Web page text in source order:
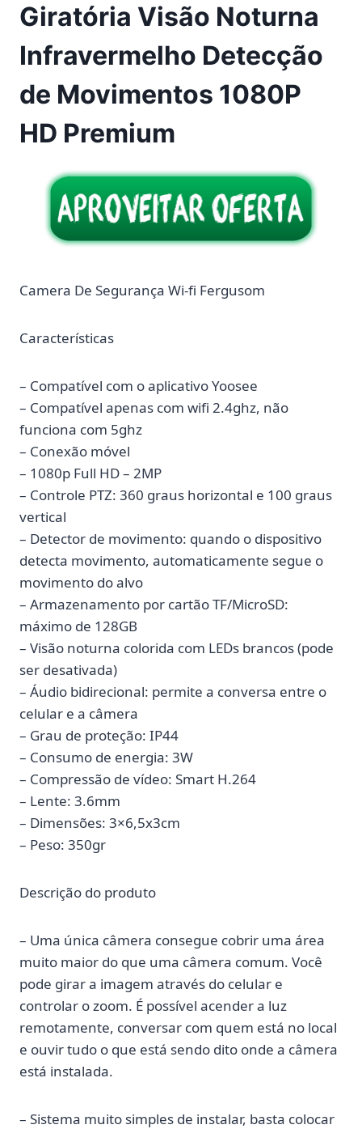
Giratória Visão Noturna
Infravermelho Detecção
de Movimentos 1080P
HD Premium
Camera De Segurança Wi-fi Fergusom
Características
– Compatível com o aplicativo Yoosee
– Compatível apenas com wifi 2.4ghz, não
funciona com 5ghz
– Conexão móvel
– 1080p Full HD – 2MP
– Controle PTZ: 360 graus horizontal e 100 graus
vertical
– Detector de movimento: quando o dispositivo
detecta movimento, automaticamente segue o
movimento do alvo
– Armazenamento por cartão TF/MicroSD:
máximo de 128GB
– Visão noturna colorida com LEDs brancos (pode
ser desativada)
– Áudio bidirecional: permite a conversa entre o
celular e a câmera
– Grau de proteção: IP44
– Consumo de energia: 3W
– Compressão de vídeo: Smart H.264
– Lente: 3.6mm
– Dimensões: 3×6,5x3cm
– Peso: 350gr
Descrição do produto
– Uma única câmera consegue cobrir uma área
muito maior do que uma câmera comum. Você
pode girar a imagem através do celular e
controlar o zoom. É possível acender a luz
remotamente, conversar com quem está no local
e ouvir tudo o que está sendo dito onde a câmera
está instalada.
– Sistema muito simples de instalar, basta colocar